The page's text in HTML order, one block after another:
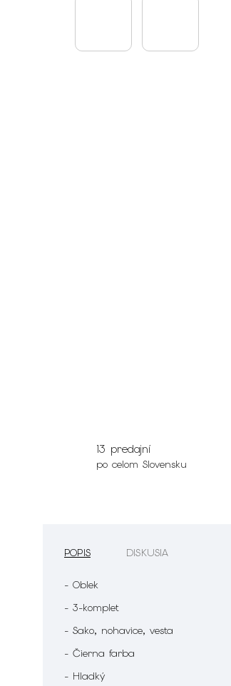
13 predajní
po celom Slovensku
POPIS DISKUSIA
- Oblek
- 3-komplet
- Sako, nohavice, vesta
- Čierna farba
- Hladký